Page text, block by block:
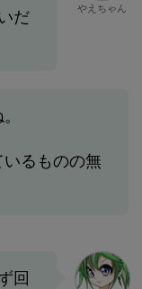
だ
やえちゃん
るものの無
回